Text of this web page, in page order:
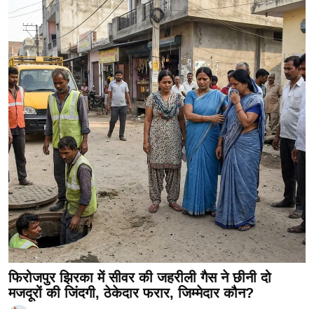
फिरोजपुर झिरका में सीवर की जहरीली गैस ने छीनी दो
मजदूरों की जिंदगी, ठेकेदार फरार, जिम्मेदार कौन?